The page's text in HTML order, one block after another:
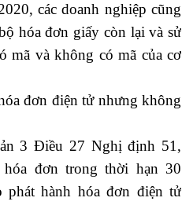
các doanh nghiệp cũng
hóa đơn giấy còn lại và sử
mã và không có mã của cơ
đơn điện tử nhưng không
3 Điều 27 Nghị định 51,
hóa đơn trong thời hạn 30
phát hành hóa đơn điện tử